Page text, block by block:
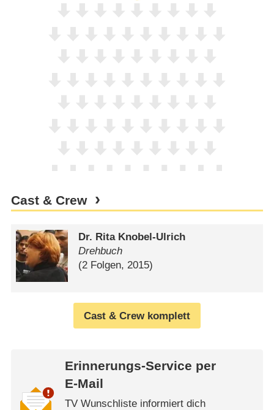
Cast & Crew
Dr. Rita Knobel-Ulrich
Drehbuch
(2 Folgen, 2015)
Cast & Crew komplett
Erinnerungs-Service per
E-Mail
TV Wunschliste informiert dich